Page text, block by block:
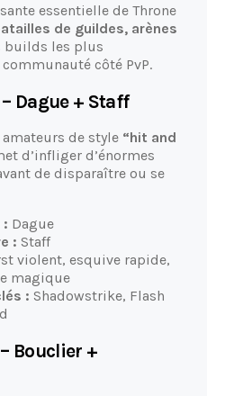
essentielle de Throne
de guildes, arènes
builds les plus
côté PvP.
Dague + Staff
de style “hit and
d’infliger d’énormes
de disparaître ou se
: Dague
: Staff
violent, esquive rapide,
magique
: Shadowstrike, Flash
Bouclier +